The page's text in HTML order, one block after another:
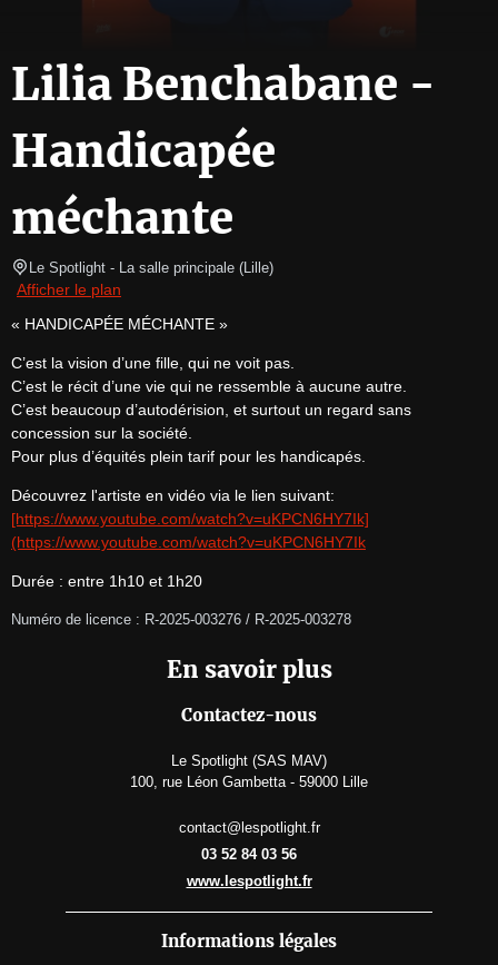
Lilia Benchabane -
Handicapée
méchante
Le Spotlight - La salle principale (Lille)
Afficher le plan
« HANDICAPÉE MÉCHANTE »
C’est la vision d’une fille, qui ne voit pas.
C’est le récit d’une vie qui ne ressemble à aucune autre.
C’est beaucoup d’autodérision, et surtout un regard sans
concession sur la société.
Pour plus d’équités plein tarif pour les handicapés.
[https://www.youtube.com/watch?v=uKPCN6HY7Ik]
(https://www.youtube.com/watch?v=uKPCN6HY7Ik
Durée : entre 1h10 et 1h20
Numéro de licence : R-2025-003276 / R-2025-003278
En savoir plus
Contactez-nous
Le Spotlight (SAS MAV)
100, rue Léon Gambetta - 59000 Lille
contact@lespotlight.fr
03 52 84 03 56
www.lespotlight.fr
Informations légales